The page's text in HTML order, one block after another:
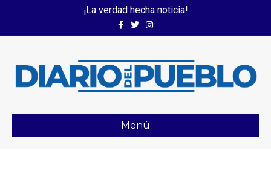
¡La verdad hecha noticia!
FacebookTwitterInstagram
Menú